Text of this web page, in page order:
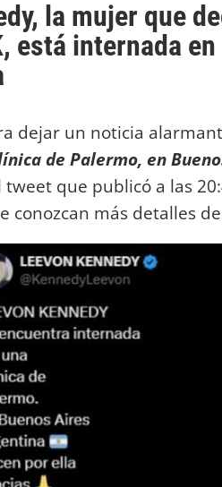
la mujer que
está internada
dejar un noticia
de Palermo, en
que publicó a las
conozcan más detalles